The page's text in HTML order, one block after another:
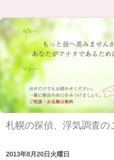
札幌の探偵、浮気調査の
2013年8月20日火曜日